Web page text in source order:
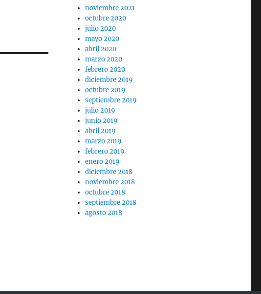
noviembre 2021
octubre 2020
julio 2020
mayo 2020
abril 2020
marzo 2020
febrero 2020
diciembre 2019
octubre 2019
septiembre 2019
julio 2019
junio 2019
abril 2019
marzo 2019
febrero 2019
enero 2019
diciembre 2018
noviembre 2018
octubre 2018
septiembre 2018
agosto 2018